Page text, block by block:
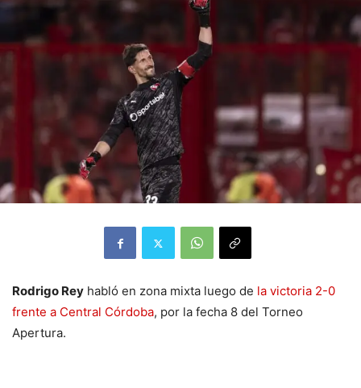
Rodrigo Rey habló en zona mixta luego de la victoria 2-0
frente a Central Córdoba, por la fecha 8 del Torneo
Apertura.